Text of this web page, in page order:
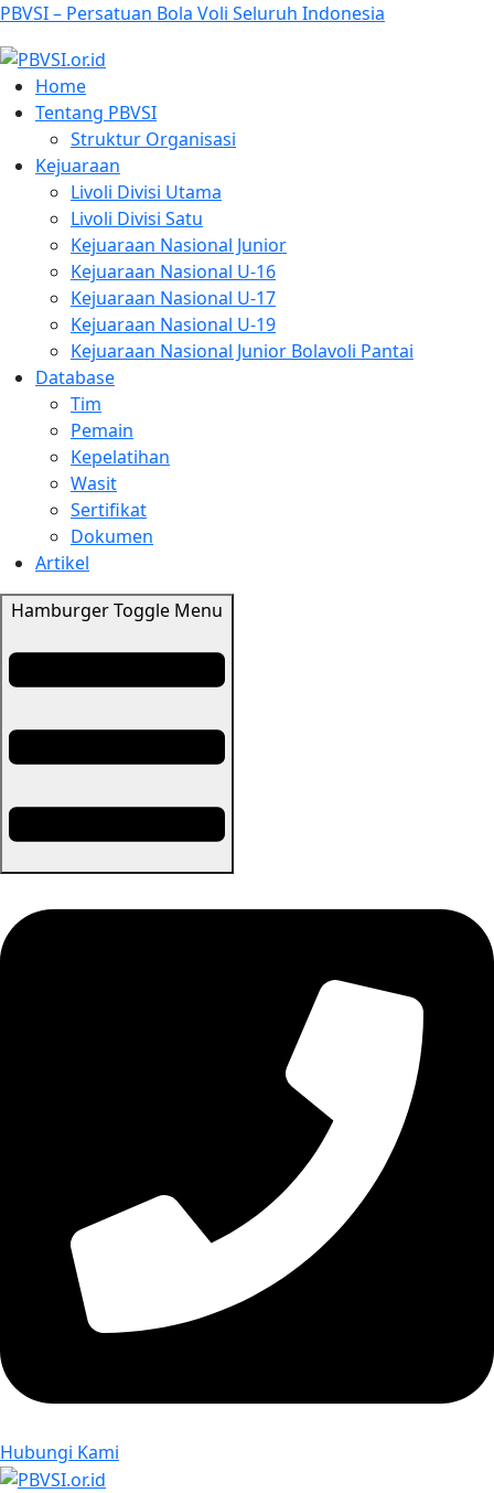
PBVSI – Persatuan Bola Voli Seluruh Indonesia
Home
Tentang PBVSI
Struktur Organisasi
Kejuaraan
Livoli Divisi Utama
Livoli Divisi Satu
Kejuaraan Nasional Junior
Kejuaraan Nasional U-16
Kejuaraan Nasional U-17
Kejuaraan Nasional U-19
Kejuaraan Nasional Junior Bolavoli Pantai
Database
Tim
Pemain
Kepelatihan
Wasit
Sertifikat
Dokumen
Artikel
Hamburger Toggle Menu
Hubungi Kami